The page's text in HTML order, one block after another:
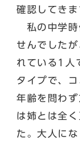
確認してきま
私の中学時
せんでした
れている1人
タイプで、
年齢を問わ
は姉とは全
た。大人に